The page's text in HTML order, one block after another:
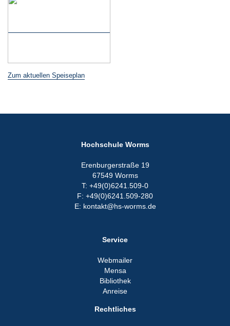
Zum aktuellen Speiseplan
Hochschule Worms
Erenburgerstraße 19
67549 Worms
T: +49(0)6241.509-0
F: +49(0)6241.509-280
E: kontakt@hs-worms.de
Service
Webmailer
Mensa
Bibliothek
Anreise
Rechtliches